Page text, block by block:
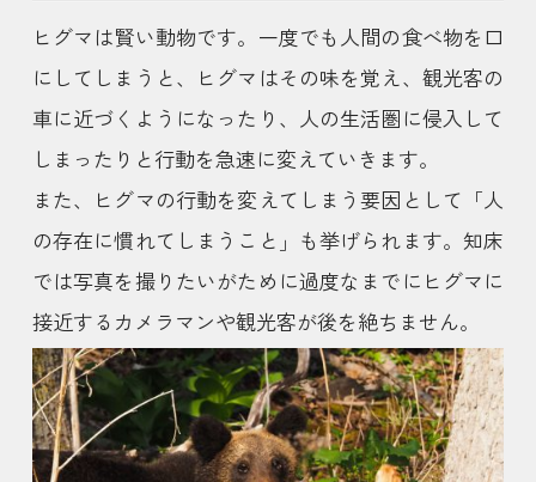
ヒグマは賢い動物です。一度でも人間の食べ物を口
にしてしまうと、ヒグマはその味を覚え、観光客の
車に近づくようになったり、人の生活圏に侵入して
しまったりと行動を急速に変えていきます。
また、ヒグマの行動を変えてしまう要因として「人
の存在に慣れてしまうこと」も挙げられます。知床
では写真を撮りたいがために過度なまでにヒグマに
接近するカメラマンや観光客が後を絶ちません。